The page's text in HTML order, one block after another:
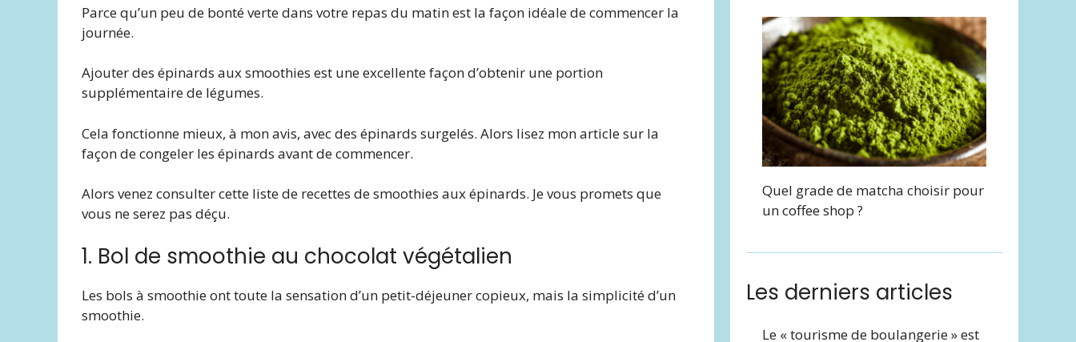
Parce qu’un peu de bonté verte dans votre repas du matin est la façon idéale de commencer la
journée.
Ajouter des épinards aux smoothies est une excellente façon d’obtenir une portion
supplémentaire de légumes.
Cela fonctionne mieux, à mon avis, avec des épinards surgelés. Alors lisez mon article sur la
façon de congeler les épinards avant de commencer.
Alors venez consulter cette liste de recettes de smoothies aux épinards. Je vous promets que
vous ne serez pas déçu.
1. Bol de smoothie au chocolat végétalien
Les bols à smoothie ont toute la sensation d’un petit-déjeuner copieux, mais la simplicité d’un
smoothie.
Quel grade de matcha choisir pour
un coffee shop ?
Les derniers articles
Le « tourisme de boulangerie » est